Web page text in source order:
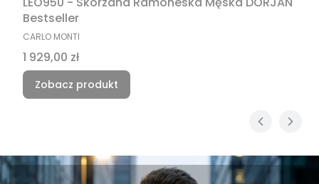
Bestseller
PRODUCENT
CARLO MONTI
Cena
1 929,00 zł
Zobacz produkt